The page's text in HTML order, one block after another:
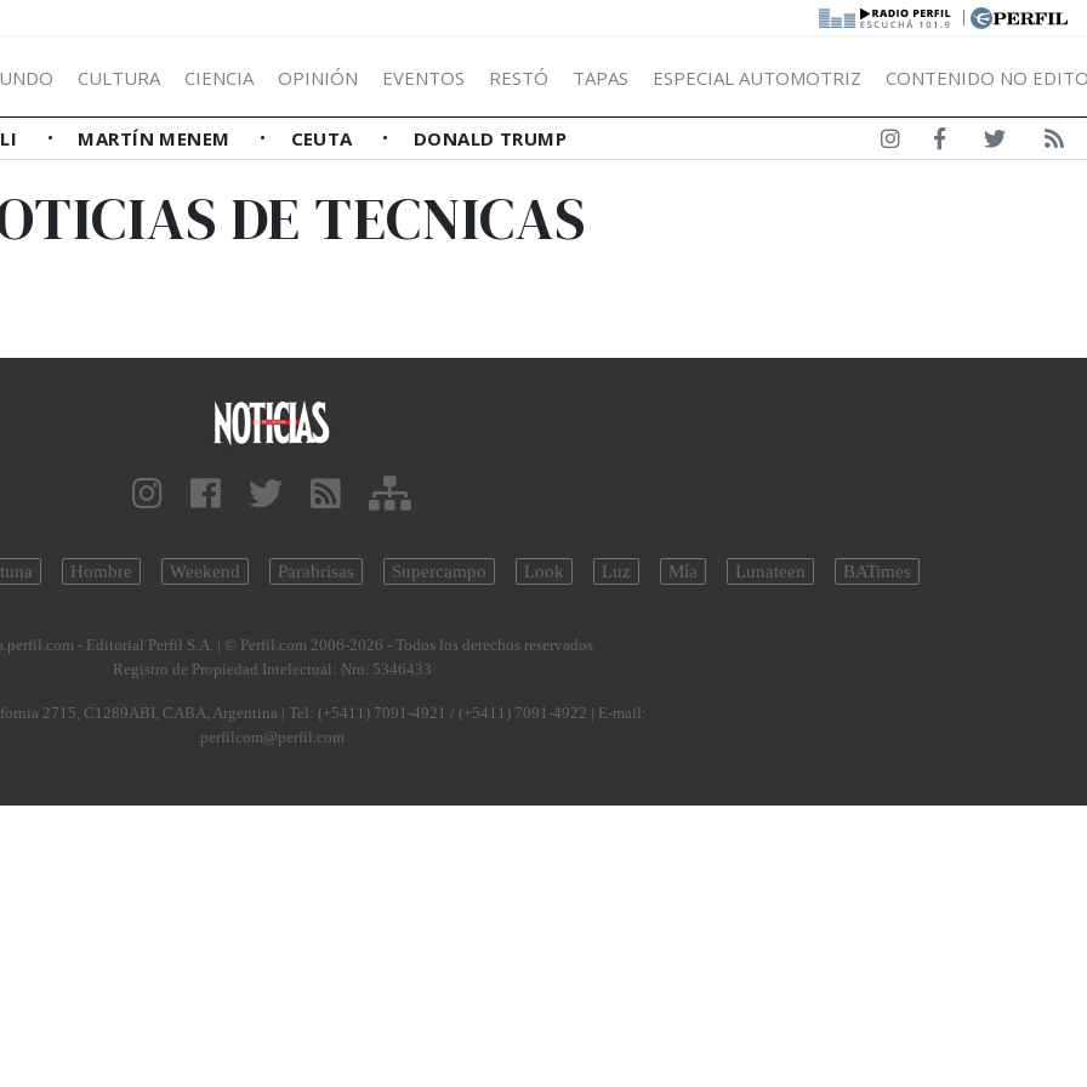
|
CULTURA CIENCIA OPINIÓN EVENTOS RESTÓ TAPAS ESPECIAL AUTOMOTRIZ CONTENIDO NO
MARTÍN MENEM CEUTA DONALD TRUMP
DE TECNICAS
Hombre Weekend Parabrisas Supercampo Look Luz Mía Lunateen BATimes
- Editorial Perfil S.A. | © Perfil.com 2006-2026 - Todos los derechos reservados
Registro de Propiedad Intelectual: Nro. 5346433
2715, C1289ABI, CABA, Argentina | Tel: (+5411) 7091-4921 / (+5411) 7091-4922 | E-mail:
perfilcom@perfil.com